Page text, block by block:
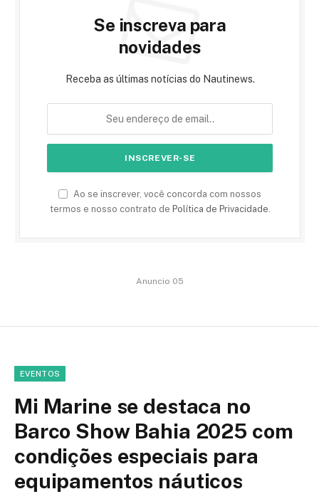
Se inscreva para
novidades
Receba as últimas notícias do Nautinews.
Ao se inscrever, você concorda com nossos
termos e nosso contrato de Política de Privacidade
Anuncio 05
EVENTOS
Mi Marine se destaca no
Barco Show Bahia 2025 com
condições especiais para
equipamentos náuticos